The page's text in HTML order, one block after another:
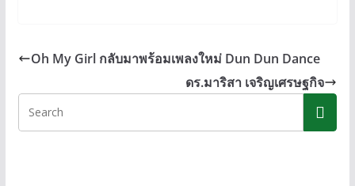
b
o
k
e
g
er
y
n
k
Oh My Girl กลับมาพร้อมเพลงใหม่ Dun Dun Dance
ดร.มาริสา เจริญเศรษฐกิจ